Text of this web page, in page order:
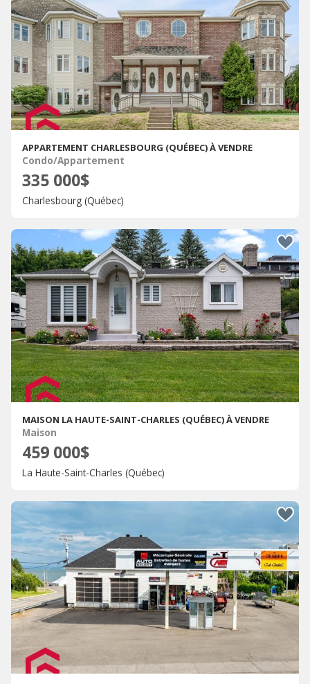
APPARTEMENT CHARLESBOURG (QUÉBEC) À VENDRE
Condo/Appartement
335 000$
Charlesbourg (Québec)
MAISON LA HAUTE-SAINT-CHARLES (QUÉBEC) À VENDRE
Maison
459 000$
La Haute-Saint-Charles (Québec)